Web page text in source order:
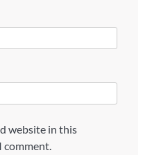
website in this
comment.